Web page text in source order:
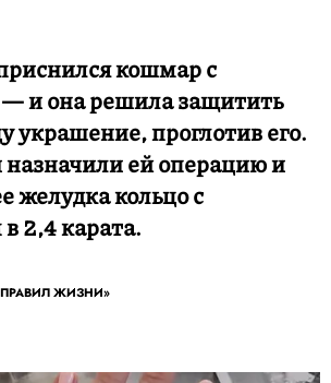
кошмар с
и она решила защитить
украшение, проглотив его.
назначили ей операцию и
желудка кольцо с
2,4 карата.
ЖИЗНИ»